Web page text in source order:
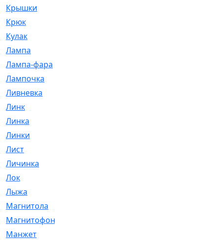
Крышки
Крюк
Кулак
Лампа
Лампа-фара
Лампочка
Ливневка
Линк
Линка
Линки
Лист
Личинка
Лок
Лыжа
Магнитола
Магнитофон
Манжет